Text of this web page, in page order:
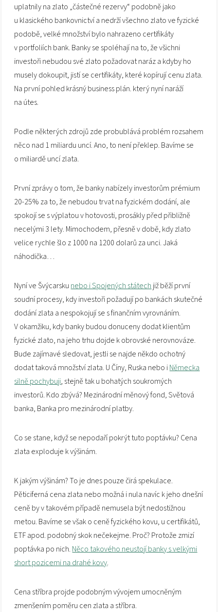
uplatnily na zlato „částečné rezervy“ podobně jako
u klasického bankovnictví a nedrží všechno zlato ve fyzické
podobě, velké množství bylo nahrazeno certifikáty
v portfoliích bank. Banky se spoléhají na to, že všichni
investoři nebudou své zlato požadovat naráz a kdyby ho
musely dokoupit, jistí se certifikáty, které kopírují cenu zlata.
Na první pohled krásný business plán. který nyní naráží
na útes.
Podle některých zdrojů zde probublává problém rozsahem
něco nad 1 miliardu uncí. Ano, to není překlep. Bavíme se
o miliardě uncí zlata.
První zprávy o tom, že banky nabízely investorům prémium
20-25% za to, že nebudou trvat na fyzickém dodání, ale
spokojí se s výplatou v hotovosti, prosákly před přibližně
necelými 3 lety. Mimochodem, přesně v době, kdy zlato
velice rychle šlo z 1000 na 1200 dolarů za unci. Jaká
náhodička…
Nyní ve Švýcarskunebo i Spojených státechjiž běží první
soudní procesy, kdy investoři požadují po bankách skutečné
dodání zlata a nespokojují se s finančním vyrovnáním.
V okamžiku, kdy banky budou donuceny dodat klientům
fyzické zlato, na jeho trhu dojde k obrovské nerovnováze.
Bude zajímavé sledovat, jestli se najde někdo ochotný
dodat taková množství zlata. U Číny, Ruska nebo iNěmecka
silně pochybuji, stejně tak u bohatých soukromých
investorů. Kdo zbývá? Mezinárodní měnový fond, Světová
banka, Banka pro mezinárodní platby.
Co se stane, když se nepodaří pokrýt tuto poptávku? Cena
zlata exploduje k výšinám.
K jakým výšinám? To je dnes pouze čirá spekulace.
Pěticiferná cena zlata nebo možná i nula navíc k jeho dnešní
ceně by v takovém případě nemusela být nedostižnou
metou. Bavíme se však o ceně fyzického kovu, u certifikátů,
ETF apod. podobný skok nečekejme. Proč? Protože zmizí
poptávka po nich.Něco takového neustojí banky s velkými
short pozicemi na drahé kovy.
Cena stříbra projde podobným vývojem umocněným
zmenšením poměru cen zlata a stříbra.